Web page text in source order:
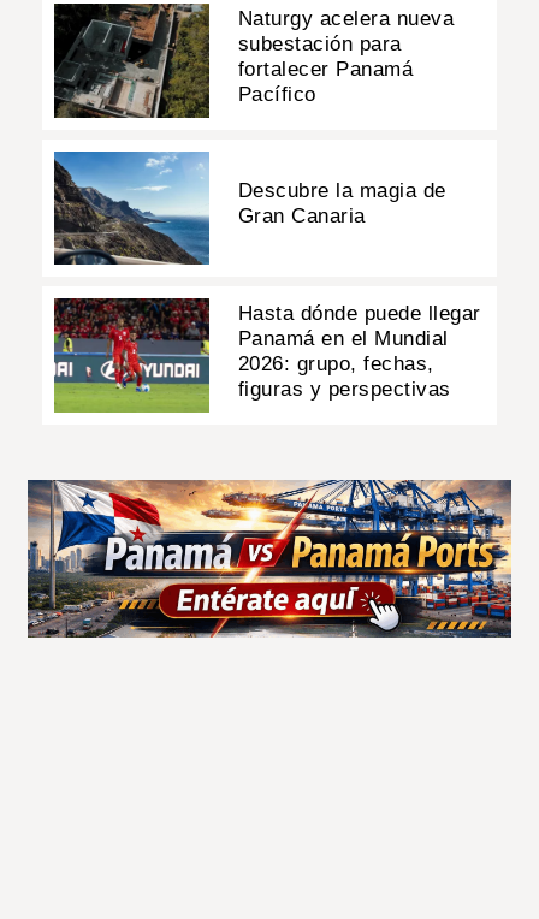
Naturgy acelera nueva
subestación para
fortalecer Panamá
Pacífico
Descubre la magia de
Gran Canaria
Hasta dónde puede llegar
Panamá en el Mundial
2026: grupo, fechas,
figuras y perspectivas